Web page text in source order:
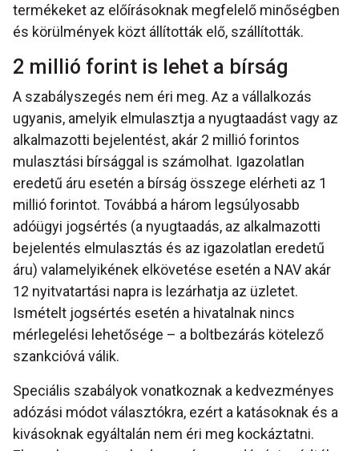
termékeket az előírásoknak megfelelő minőségben
és körülmények közt állították elő, szállították.
2 millió forint is lehet a bírság
A szabályszegés nem éri meg. Az a vállalkozás
ugyanis, amelyik elmulasztja a nyugtaadást vagy az
alkalmazotti bejelentést, akár 2 millió forintos
mulasztási bírsággal is számolhat. Igazolatlan
eredetű áru esetén a bírság összege elérheti az 1
millió forintot. Továbbá a három legsúlyosabb
adóügyi jogsértés (a nyugtaadás, az alkalmazotti
bejelentés elmulasztás és az igazolatlan eredetű
áru) valamelyikének elkövetése esetén a NAV akár
12 nyitvatartási napra is lezárhatja az üzletet.
Ismételt jogsértés esetén a hivatalnak nincs
mérlegelési lehetősége – a boltbezárás kötelező
szankcióvá válik.
Speciális szabályok vonatkoznak a kedvezményes
adózási módot választókra, ezért a katásoknak és a
kivásoknak egyáltalán nem éri meg kockáztatni.